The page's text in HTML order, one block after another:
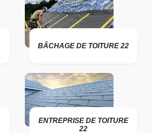
BÂCHAGE DE TOITURE 22
ENTREPRISE DE TOITURE
22